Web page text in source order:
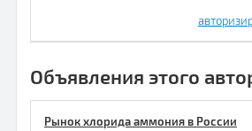
Объявления этого
Рынок хлорида аммония в России